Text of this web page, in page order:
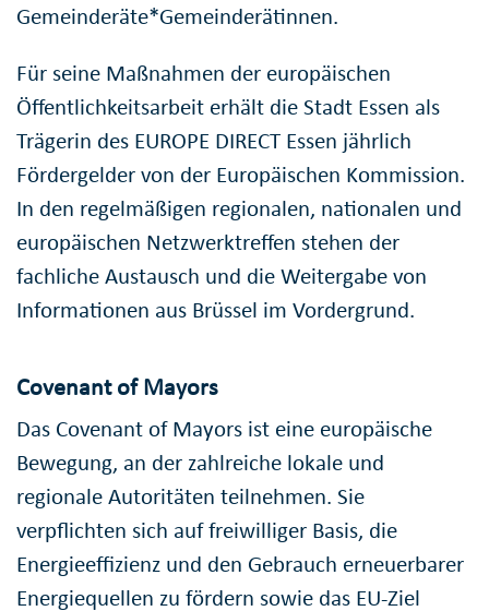
Gemeinderäte*Gemeinderätinnen.
Für seine Maßnahmen der europäischen
Öffentlichkeitsarbeit erhält die Stadt Essen als
Trägerin des EUROPE DIRECT Essen jährlich
Fördergelder von der Europäischen Kommission.
In den regelmäßigen regionalen, nationalen und
europäischen Netzwerktreffen stehen der
fachliche Austausch und die Weitergabe von
Informationen aus Brüssel im Vordergrund.
Covenant of Mayors
Das Covenant of Mayors ist eine europäische
Bewegung, an der zahlreiche lokale und
regionale Autoritäten teilnehmen. Sie
verpflichten sich auf freiwilliger Basis, die
Energieeffizienz und den Gebrauch erneuerbarer
Energiequellen zu fördern sowie das EU-Ziel